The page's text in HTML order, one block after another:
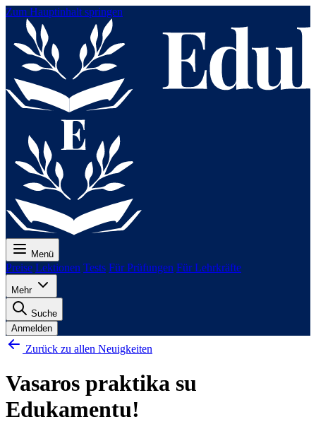
Zum Hauptinhalt springen
Menü
Preise Lektionen Tests Für Prüfungen Für Lehrkräfte
Mehr
Suche
Anmelden
Zurück zu allen Neuigkeiten
Vasaros praktika su
Edukamentu!